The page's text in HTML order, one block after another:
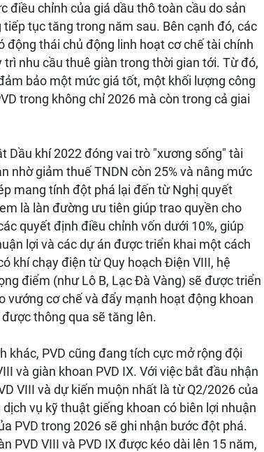
điều chỉnh của giá dầu thô toàn cầu do sản
tiếp tục tăng trong năm sau. Bên cạnh đó, các
thái chủ động linh hoạt cơ chế tài chính
nhu cầu thuê giàn trong thời gian tới. Từ đó,
bảo một mức giá tốt, một khối lượng công
trong không chỉ 2026 mà còn trong cả giai
Dầu khí 2022 đóng vai trò "xương sống" tài
nhờ giảm thuế TNDN còn 25% và nâng mức
mang tính đột phá lại đến từ Nghị quyết
là làn đường ưu tiên giúp trao quyền cho
quyết định điều chỉnh vốn dưới 10%, giúp
lợi và các dự án được triển khai một cách
khí chạy điện từ Quy hoạch Điện VIII, hệ
điểm (như Lô B, Lạc Đà Vàng) sẽ được triển
vướng cơ chế và đẩy mạnh hoạt động khoan
thông qua sẽ tăng lên.
khác, PVD cũng đang tích cực mở rộng đội
và giàn khoan PVD IX. Với việc bắt đầu nhận
VIII và dự kiến muộn nhất là từ Q2/2026 của
vụ kỹ thuật giếng khoan có biên lợi nhuận
PVD trong 2026 sẽ ghi nhận bước đột phá.
PVD VIII và PVD IX được kéo dài lên 15 năm,